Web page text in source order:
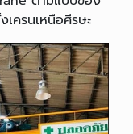
ครนเหนือศีรษะ